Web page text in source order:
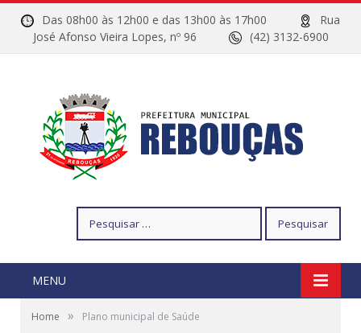
Das 08h00 às 12h00 e das 13h00 às 17h00
Rua
José Afonso Vieira Lopes, nº 96
(42) 3132-6900
por:
MENU
Home » Plano municipal de Saúde